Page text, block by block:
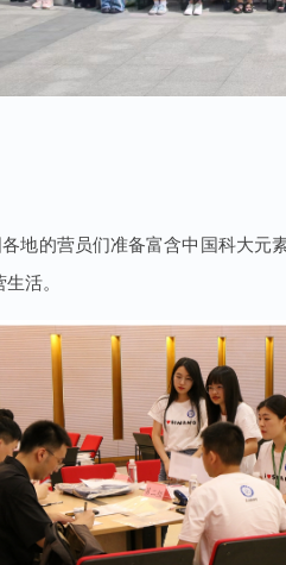
地的营员们准备富含中国科大
活。